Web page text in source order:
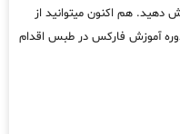
هم اکنون میتوانید از
آموزش فارکس در طبس اقدام